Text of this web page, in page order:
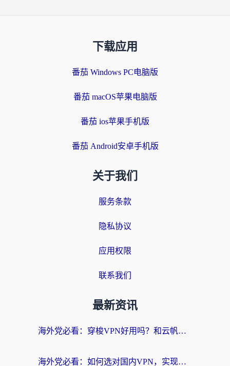
下载应用
番茄 Windows PC电脑版
番茄 macOS苹果电脑版
番茄 ios苹果手机版
番茄 Android安卓手机版
关于我们
服务条款
隐私协议
应用权限
联系我们
最新资讯
海外党必看：穿梭VPN好用吗？和云帆VPN对比哪个回国效果更好？附真实测评+避坑指南
海外党必看：如何选对国内VPN，实现无缝访问国内资源？